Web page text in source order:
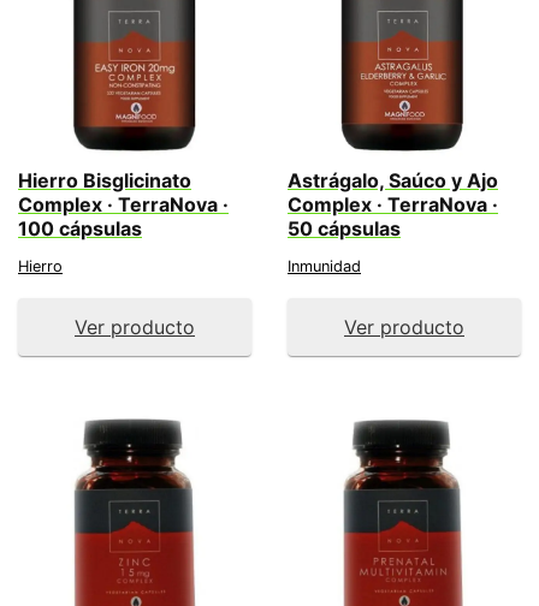
Hierro Bisglicinato
Complex · TerraNova ·
100 cápsulas
Hierro
Ver producto
Astrágalo, Saúco y Ajo
Complex · TerraNova ·
50 cápsulas
Inmunidad
Ver producto